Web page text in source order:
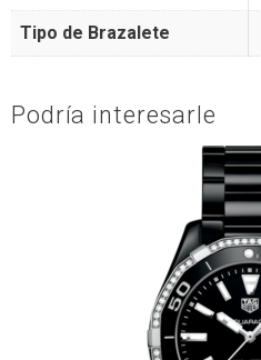
Tipo de Brazalete
Podría interesarle